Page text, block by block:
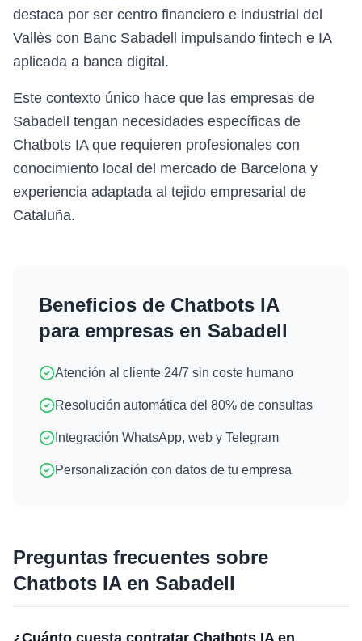
destaca por ser centro financiero e industrial del
Vallès con Banc Sabadell impulsando fintech e IA
aplicada a banca digital.
Este contexto único hace que las empresas de
Sabadell tengan necesidades específicas de
Chatbots IA que requieren profesionales con
conocimiento local del mercado de Barcelona y
experiencia adaptada al tejido empresarial de
Cataluña.
Beneficios de Chatbots IA
para empresas en Sabadell
Atención al cliente 24/7 sin coste humano
Resolución automática del 80% de consultas
Integración WhatsApp, web y Telegram
Personalización con datos de tu empresa
Preguntas frecuentes sobre
Chatbots IAen Sabadell
¿Cuánto cuesta contratar Chatbots IA en